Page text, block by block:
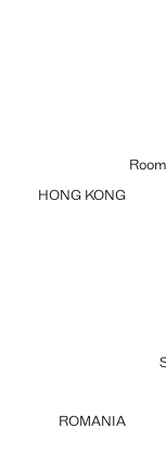
HONG KONG
ROMANIA